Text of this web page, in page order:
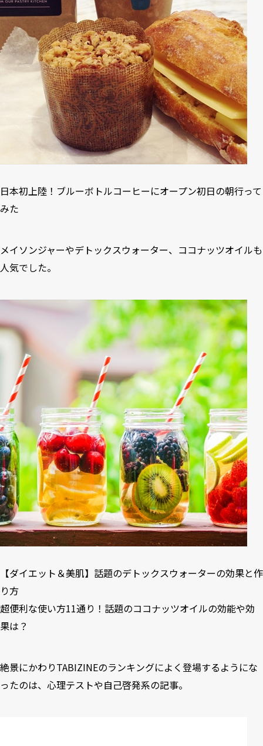
日本初上陸！ブルーボトルコーヒーにオープン初日の朝行って
みた
メイソンジャーやデトックスウォーター、ココナッツオイルも
人気でした。
【ダイエット＆美肌】話題のデトックスウォーターの効果と作
り方
超便利な使い方11通り！話題のココナッツオイルの効能や効
果は？
絶景にかわりTABIZINEのランキングによく登場するようにな
ったのは、心理テストや自己啓発系の記事。